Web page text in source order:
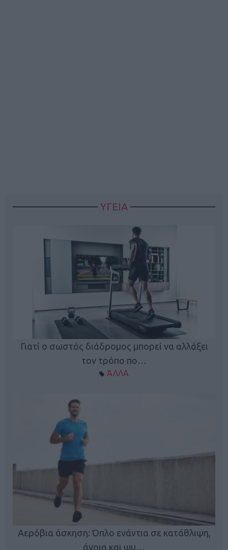
ΥΓΕΙΑ
Γιατί ο σωστός διάδρομος μπορεί να αλλάξει
τον τρόπο πο…
ΆΛΛΑ
Αερόβια άσκηση: Όπλο ενάντια σε κατάθλιψη,
άνοια και ψυ…